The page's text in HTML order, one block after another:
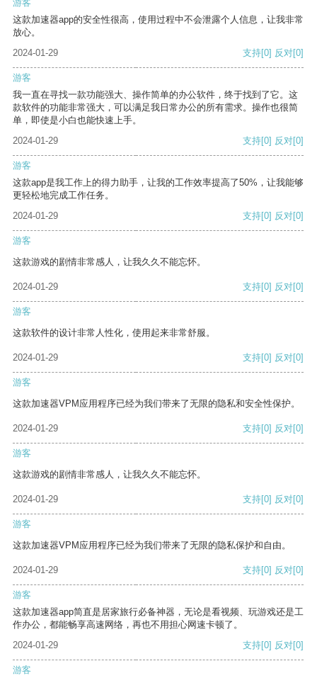
游客
这款加速器app的安全性很高，使用过程中不会泄露个人信息，让我非常
放心。
2024-01-29
支持[0] 反对[0]
游客
我一直在寻找一款功能强大、操作简单的办公软件，终于找到了它。这
款软件的功能非常强大，可以满足我日常办公的所有需求。操作也很简
单，即使是小白也能快速上手。
2024-01-29
支持[0] 反对[0]
游客
这款app是我工作上的得力助手，让我的工作效率提高了50%，让我能够
更轻松地完成工作任务。
2024-01-29
支持[0] 反对[0]
游客
这款游戏的剧情非常感人，让我久久不能忘怀。
2024-01-29 支持[0] 反对[0]
游客
这款软件的设计非常人性化，使用起来非常舒服。
2024-01-29 支持[0] 反对[0]
游客
这款加速器VPM应用程序已经为我们带来了无限的隐私和安全性保护。
2024-01-29 支持[0] 反对[0]
游客
这款游戏的剧情非常感人，让我久久不能忘怀。
2024-01-29 支持[0] 反对[0]
游客
这款加速器VPM应用程序已经为我们带来了无限的隐私保护和自由。
2024-01-29 支持[0] 反对[0]
游客
这款加速器app简直是居家旅行必备神器，无论是看视频、玩游戏还是工
作办公，都能畅享高速网络，再也不用担心网速卡顿了。
2024-01-29
支持[0] 反对[0]
游客